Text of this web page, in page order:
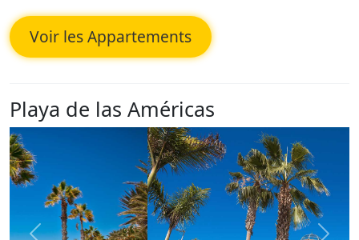
Voir les Appartements
Playa de las Américas